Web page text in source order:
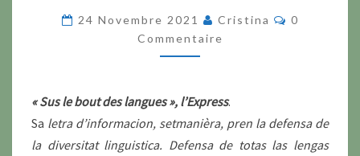
PALAS
24 Novembre 2021 Cristina
0
Commentaire
« Sus le bout des langues », l’Express.
Sa letra d’informacion, setmanièra, pren la defensa de
la diversitat linguistica. Defensa de totas las lengas